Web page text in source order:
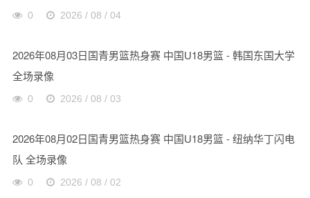
0 2026 / 08 / 04
2026年08月03日国青男篮热身赛 中国U18男篮 - 韩国东国大学
全场录像
0 2026 / 08 / 03
2026年08月02日国青男篮热身赛 中国U18男篮 - 纽纳华丁闪电
队 全场录像
0 2026 / 08 / 02